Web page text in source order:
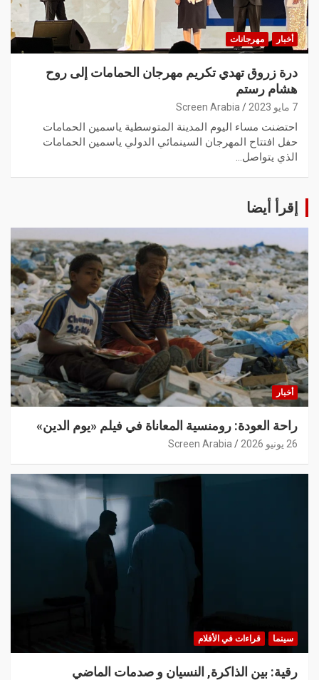
أخبار مهرجانات
درة زروق تهدي تكريم مهرجان الحمامات إلى روح
هشام رستم‎‎
7 مايو 2023 Screen Arabia
احتضنت مساء اليوم المدينة المتوسطية ياسمين الحمامات
حفل افتتاح المهرجان السينمائي الدولي ياسمين الحمامات
الذي يتواصل…
إقرأ أيضا
أخبار
راحة العودة: رومنسية المعاناة في فيلم «يوم الدين»
26 يونيو 2026 Screen Arabia
سينما قراءات في الأفلام
رقية: بين الذاكرة, النسيان و صدمات الماضي